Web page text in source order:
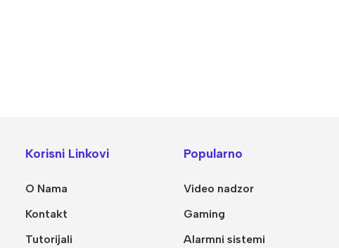
DVR snimači
Pokretne Kamere
NVR snimači
POE switchevi
Korisni Linkovi
O Nama
Kontakt
Tutorijali
Popularno
Video nadzor
Gaming
Alarmni sistemi